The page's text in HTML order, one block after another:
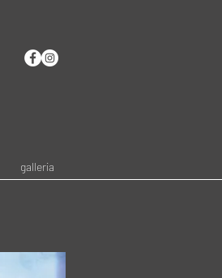
galleria